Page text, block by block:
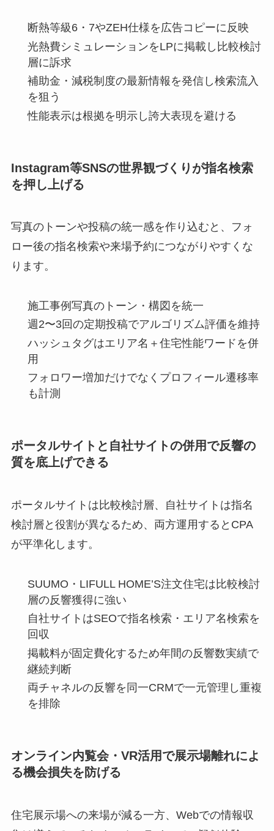
断熱等級6・7やZEH仕様を広告コピーに反映
光熱費シミュレーションをLPに掲載し比較検討
層に訴求
補助金・減税制度の最新情報を発信し検索流入
を狙う
性能表示は根拠を明示し誇大表現を避ける
Instagram等SNSの世界観づくりが指名検索
を押し上げる
写真のトーンや投稿の統一感を作り込むと、フォ
ロー後の指名検索や来場予約につながりやすくな
ります。
施工事例写真のトーン・構図を統一
週2〜3回の定期投稿でアルゴリズム評価を維持
ハッシュタグはエリア名＋住宅性能ワードを併
用
フォロワー増加だけでなくプロフィール遷移率
も計測
ポータルサイトと自社サイトの併用で反響の
質を底上げできる
ポータルサイトは比較検討層、自社サイトは指名
検討層と役割が異なるため、両方運用するとCPA
が平準化します。
SUUMO・LIFULL HOME’S注文住宅は比較検討
層の反響獲得に強い
自社サイトはSEOで指名検索・エリア名検索を
回収
掲載料が固定費化するため年間の反響数実績で
継続判断
両チャネルの反響を同一CRMで一元管理し重複
を排除
オンライン内覧会・VR活用で展示場離れによ
る機会損失を防げる
住宅展示場への来場が減る一方、Webでの情報収